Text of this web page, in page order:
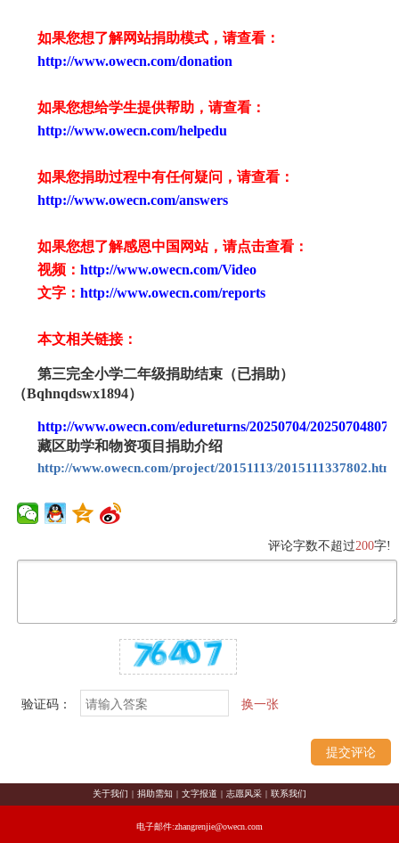
如果您想了解网站捐助模式，请查看：
http://www.owecn.com/donation
如果您想给学生提供帮助，请查看：
http://www.owecn.com/helpedu
如果您捐助过程中有任何疑问，请查看：
http://www.owecn.com/answers
如果您想了解感恩中国网站，请点击查看：
视频： http://www.owecn.com/Video
文字： http://www.owecn.com/reports
本文相关链接：
第三完全小学二年级捐助结束（已捐助）
（Bqhnqdswx1894）
http://www.owecn.com/edureturns/20250704/
藏区助学和物资项目捐助介绍
http://www.owecn.com/project/20151113/2015111337802.html
评论字数不超过200字!
验证码： 换一张
关于我们 | 捐助需知 | 文字报道 | 志愿风采 | 联系我们
电子邮件:zhangrenjie@owecn.com